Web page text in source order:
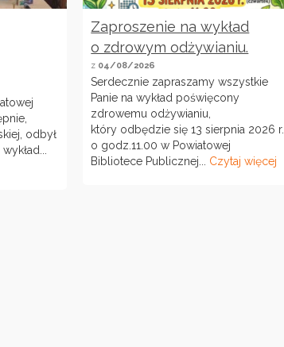
odbył
Zaproszenie na wykład
o zdrowym odżywianiu.
z 04/08/2026
Serdecznie zapraszamy wszystkie
Panie na wykład poświęcony
zdrowemu odżywianiu,
który odbędzie się 13 sierpnia 2026 r.
o godz.11.00 w Powiatowej
Bibliotece Publicznej... Czytaj więcej